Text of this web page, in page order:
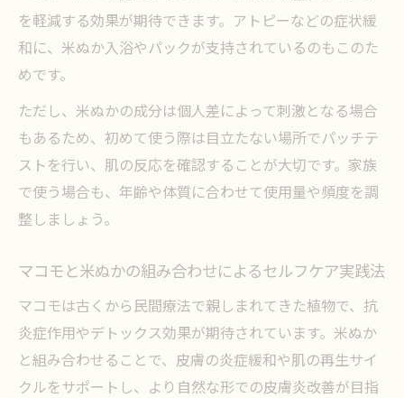
を軽減する効果が期待できます。アトピーなどの症状緩
和に、米ぬか入浴やパックが支持されているのもこのた
めです。
ただし、米ぬかの成分は個人差によって刺激となる場合
もあるため、初めて使う際は目立たない場所でパッチテ
ストを行い、肌の反応を確認することが大切です。家族
で使う場合も、年齢や体質に合わせて使用量や頻度を調
整しましょう。
マコモと米ぬかの組み合わせによるセルフケア実践法
マコモは古くから民間療法で親しまれてきた植物で、抗
炎症作用やデトックス効果が期待されています。米ぬか
と組み合わせることで、皮膚の炎症緩和や肌の再生サイ
クルをサポートし、より自然な形での皮膚炎改善が目指